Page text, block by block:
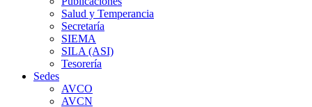
Salud y Temperancia
Secretaría
SIEMA
SILA (ASI)
Tesorería
Sedes
AVCO
AVCN